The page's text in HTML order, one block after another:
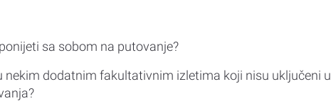
sa sobom na putovanje?
nekim dodatnim fakultativnim izletima koji nisu uključeni u